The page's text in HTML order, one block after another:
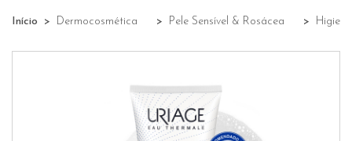
Início Dermocosmética Pele Sensível & Rosácea